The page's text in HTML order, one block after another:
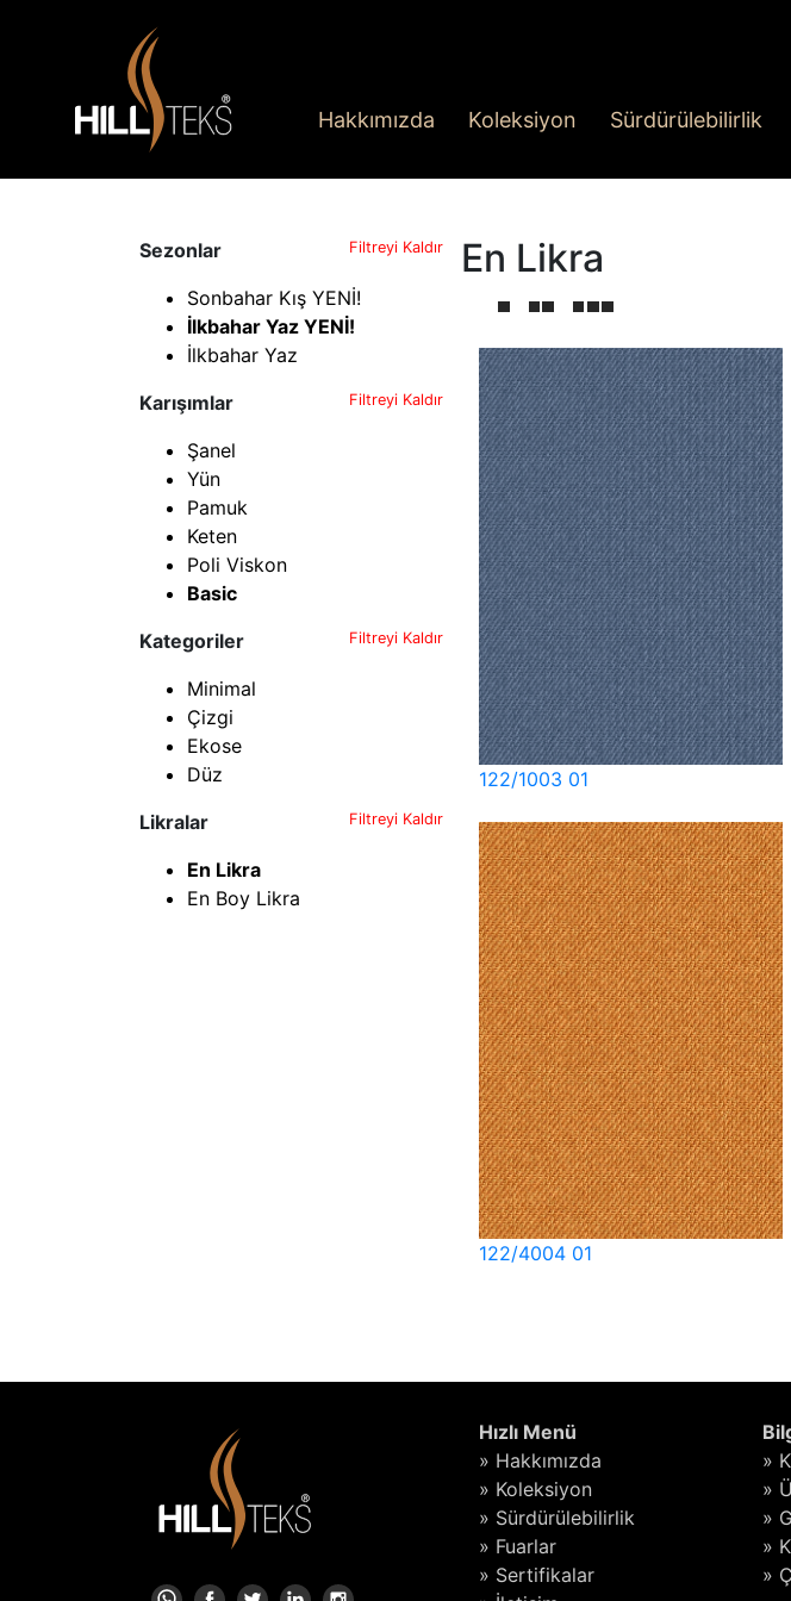
Hakkımızda Koleksiyon Sürdürülebilirlik
Sezonlar Filtreyi Kaldır
Sonbahar Kış YENİ!
İlkbahar Yaz YENİ!
İlkbahar Yaz
Karışımlar
Filtreyi Kaldır
Şanel
Yün
Pamuk
Keten
Poli Viskon
Basic
Kategoriler
Filtreyi Kaldır
Minimal
Çizgi
Ekose
Düz
Likralar
Filtreyi Kaldır
En Likra
En Boy Likra
En Likra
122/1003 01
122/4004 01
Hızlı Menü
» Hakkımızda
» Koleksiyon
» Sürdürülebilirlik
» Fuarlar
» Sertifikalar
»
»
»
»
»